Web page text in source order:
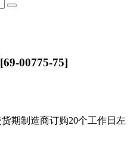
00775-75]
期制造商订购20个工作日左